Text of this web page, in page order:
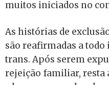
muitos iniciados no
As histórias de
são reafirmadas a
trans. Após serem
rejeição familiar, resta